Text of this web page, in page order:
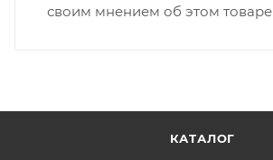
своим мнением об этом товаре
КАТАЛОГ